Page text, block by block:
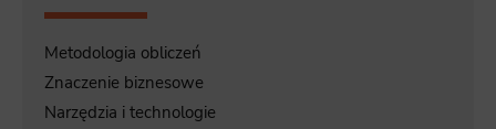
Metodologia obliczeń
Znaczenie biznesowe
Narzędzia i technologie